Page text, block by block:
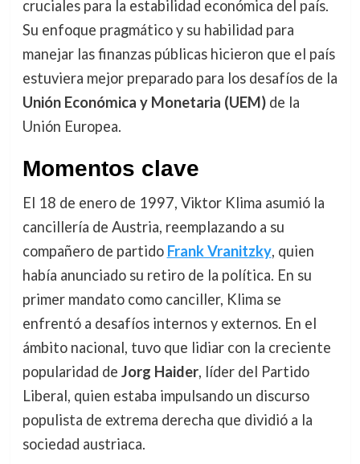
cruciales para la estabilidad económica del país.
Su enfoque pragmático y su habilidad para
manejar las finanzas públicas hicieron que el país
estuviera mejor preparado para los desafíos de la
Unión Económica y Monetaria (UEM)de la
Unión Europea.
Momentos clave
El 18 de enero de 1997, Viktor Klima asumió la
cancillería de Austria, reemplazando a su
compañero de partido Frank Vranitzky, quien
había anunciado su retiro de la política. En su
primer mandato como canciller, Klima se
enfrentó a desafíos internos y externos. En el
ámbito nacional, tuvo que lidiar con la creciente
popularidad de Jorg Haider, líder del Partido
Liberal, quien estaba impulsando un discurso
populista de extrema derecha que dividió a la
sociedad austriaca.